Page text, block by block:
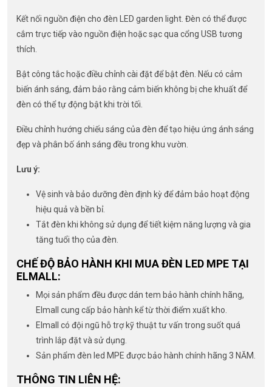
Kết nối nguồn điện cho đèn LED garden light. Đèn có thể được
cắm trực tiếp vào nguồn điện hoặc sạc qua cổng USB tương
thích.
Bật công tắc hoặc điều chỉnh cài đặt để bật đèn. Nếu có cảm
biến ánh sáng, đảm bảo rằng cảm biến không bị che khuất để
đèn có thể tự động bật khi trời tối.
Điều chỉnh hướng chiếu sáng của đèn để tạo hiệu ứng ánh sáng
đẹp và phân bố ánh sáng đều trong khu vườn.
Lưu ý:
Vệ sinh và bảo dưỡng đèn định kỳ để đảm bảo hoạt động
hiệu quả và bền bỉ.
Tắt đèn khi không sử dụng để tiết kiệm năng lượng và gia
tăng tuổi thọ của đèn.
CHẾ ĐỘ BẢO HÀNH KHI MUA ĐÈN LED MPE TẠI
ELMALL:
Mọi sản phẩm đều được dán tem bảo hành chính hãng,
Elmall cung cấp bảo hành kể từ thời điểm xuất kho.
Elmall có đội ngũ hỗ trợ kỹ thuật tư vấn trong suốt quá
trình lắp đặt và sử dụng.
Sản phẩm đèn led MPE được bảo hành chính hãng 3 NĂM.
THÔNG TIN LIÊN HỆ: